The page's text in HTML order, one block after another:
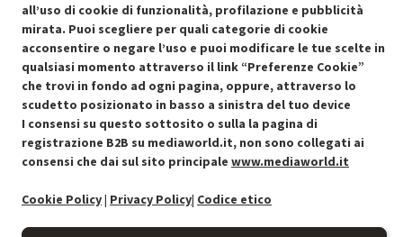
Condizioni generali di vendita
Preferenze cookie
Informativa privacy
Accessibilità
Recedere dal contratto qui
all’uso di cookie di funzionalità, profilazione e pubblicità
mirata. Puoi scegliere per quali categorie di cookie
acconsentire o negare l’uso e puoi modificare le tue scelte in
qualsiasi momento attraverso il link “Preferenze Cookie”
che trovi in fondo ad ogni pagina, oppure, attraverso lo
scudetto posizionato in basso a sinistra del tuo device
I consensi su questo sottosito o sulla la pagina di
registrazione B2B su mediaworld.it, non sono collegati ai
consensi che dai sul sito principale www.mediaworld.it
Cookie Policy| Privacy Policy| Codice etico